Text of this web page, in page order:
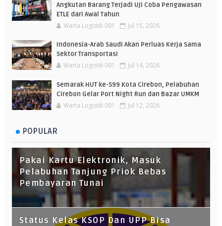
Angkutan Barang Terjadi Uji Coba Pengawasan
ETLE dari Awal Tahun
Warta Logistik 001 Jul 15, 2026
Indonesia-Arab Saudi Akan Perluas Kerja Sama
Sektor Transportasi
Warta Logistik 001 Jul 14, 2026
Semarak HUT ke-599 Kota Cirebon, Pelabuhan
Cirebon Gelar Port Night Run dan Bazar UMKM
Warta Logistik 001 Jul 12, 2026
POPULAR
Pakai Kartu Elektronik, Masuk
Pelabuhan Tanjung Priok Bebas
Pembayaran Tunai
Status Kelas KSOP Dan UPP Bisa